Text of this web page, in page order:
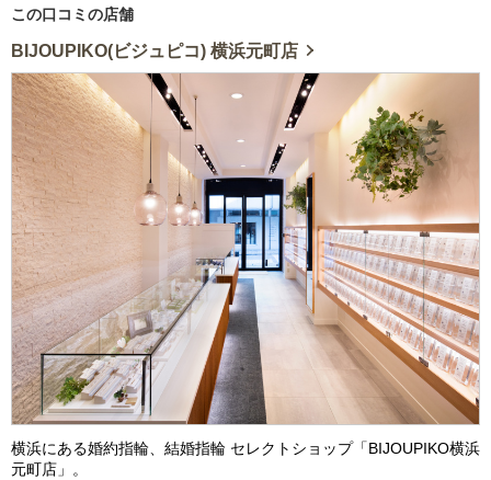
この口コミの店舗
BIJOUPIKO(ビジュピコ) 横浜元町店
横浜にある婚約指輪、結婚指輪 セレクトショップ「BIJOUPIKO横浜
元町店」。